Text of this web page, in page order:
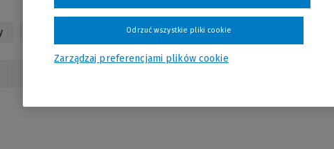
Zarządzaj preferencjami plików cookie
Odrzuć wszystkie pliki cookie